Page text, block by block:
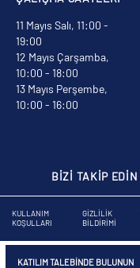
KATILIM TALEBINDE BULUNUN
11 Mayıs Salı, 11:00 -
19:00
12 Mayıs Çarşamba,
10:00 - 18:00
13 Mayıs Perşembe,
10:00 - 16:00
BİZİ TAKİP EDİN
KULLANIM
KOŞULLARI
GIZLILIK
BILDIRIMI